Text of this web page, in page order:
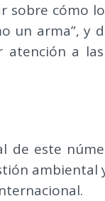
cómo
un arma”, y
a las
de este
ambiental